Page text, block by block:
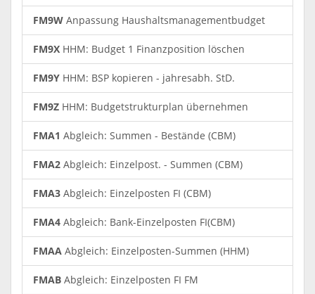
FM9W Anpassung Haushaltsmanagementbudget
FM9X HHM: Budget 1 Finanzposition löschen
FM9Y HHM: BSP kopieren - jahresabh. StD.
FM9Z HHM: Budgetstrukturplan übernehmen
FMA1 Abgleich: Summen - Bestände (CBM)
FMA2 Abgleich: Einzelpost. - Summen (CBM)
FMA3 Abgleich: Einzelposten FI (CBM)
FMA4 Abgleich: Bank-Einzelposten FI(CBM)
FMAA Abgleich: Einzelposten-Summen (HHM)
FMAB Abgleich: Einzelposten FI FM